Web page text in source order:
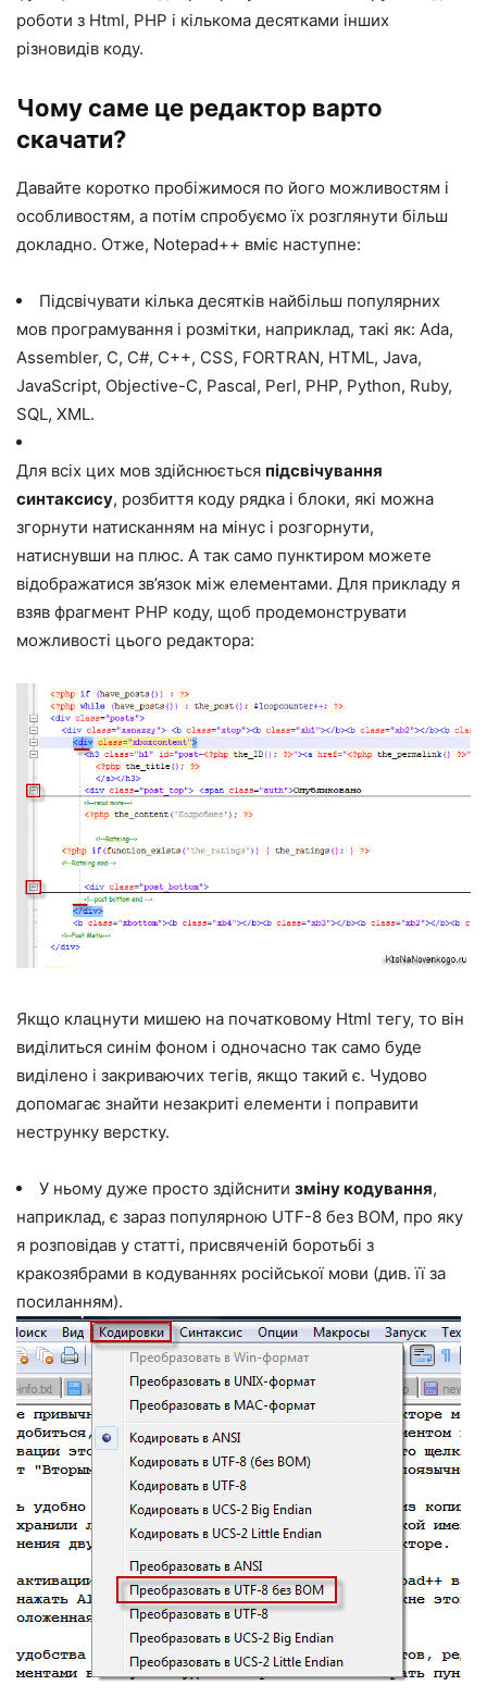
роботи з Html, PHP і кількома десятками інших
різновидів коду.
Чому саме це редактор варто
скачати?
Давайте коротко пробіжимося по його можливостям і
особливостям, а потім спробуємо їх розглянути більш
докладно. Отже, Notepad++ вміє наступне:
Підсвічувати кілька десятків найбільш популярних
мов програмування і розмітки, наприклад, такі як: Ada,
Assembler, C, C#, C++, CSS, FORTRAN, HTML, Java,
JavaScript, Objective-C, Pascal, Perl, PHP, Python, Ruby,
SQL, XML.
Для всіх цих мов здійснюється підсвічування
синтаксису, розбиття коду рядка і блоки, які можна
згорнути натисканням на мінус і розгорнути,
натиснувши на плюс. А так само пунктиром можете
відображатися зв’язок між елементами. Для прикладу я
взяв фрагмент PHP коду, щоб продемонструвати
можливості цього редактора:
Якщо клацнути мишею на початковому Html тегу, то він
виділиться синім фоном і одночасно так само буде
виділено і закриваючих тегів, якщо такий є. Чудово
допомагає знайти незакриті елементи і поправити
неструнку верстку.
У ньому дуже просто здійснити зміну кодування,
наприклад, є зараз популярною UTF-8 без BOM, про яку
я розповідав у статті, присвяченій боротьбі з
кракозябрами в кодуваннях російської мови (див. її за
посиланням).